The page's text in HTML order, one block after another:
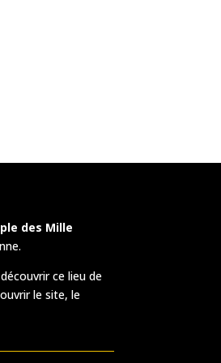
des Mille
ce lieu de
le site, le